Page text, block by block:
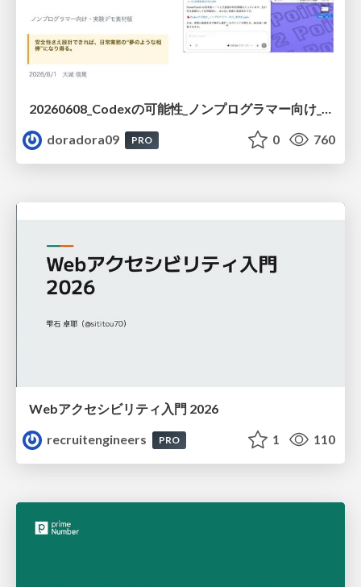
doradora09
PRO 0 760
Webアクセシビリティ入門 2026
recruitengineers
PRO 1 110